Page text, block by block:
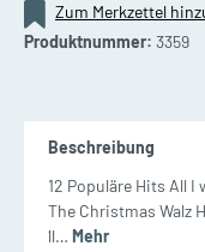
Zum Merkzettel
Produktnummer: 3359
Beschreibung
12 Populäre Hits All
The Christmas Walz
´ll… Mehr